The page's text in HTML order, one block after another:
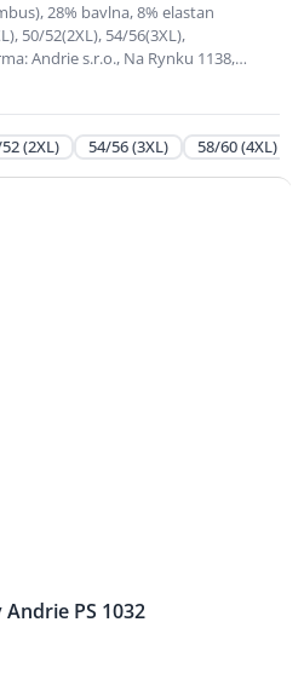
28% bavlna, 8% elastan
50/52(2XL), 54/56(3XL),
Andrie s.r.o., Na Rynku 1138,
(2XL) 54/56 (3XL) 58/60 (4XL)
PS 1032